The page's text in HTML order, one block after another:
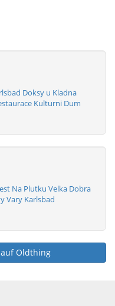
Doksy u Kladna
Kulturni Dum
Na Plutku Velka Dobra
Vary Karlsbad
Oldthing